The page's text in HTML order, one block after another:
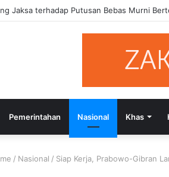
Apresiasi Putusan Bebas Tiga Terdakwa
Pemerintahan Nasional Khas
/ Nasional / Siap Kerja, Prabowo-Gibran